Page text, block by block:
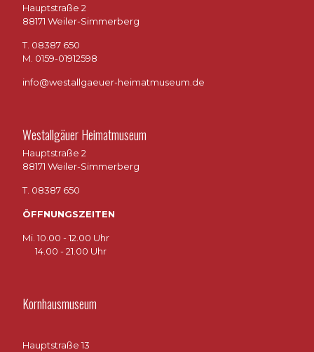
Hauptstraße 2
88171 Weiler-Simmerberg
T. 08387 650
M. 0159-01912598
info@westallgaeuer-heimatmuseum.de
Westallgäuer Heimatmuseum
Hauptstraße 2
88171 Weiler-Simmerberg
T. 08387 650
ÖFFNUNGSZEITEN
Mi. 10.00 - 12.00 Uhr
14.00 - 21.00 Uhr
Kornhausmuseum
Hauptstraße 13